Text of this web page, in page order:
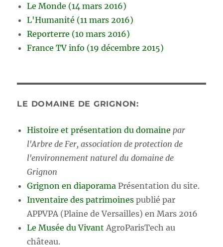
Le Monde (14 mars 2016)
L'Humanité (11 mars 2016)
Reporterre (10 mars 2016)
France TV info (19 décembre 2015)
LE DOMAINE DE GRIGNON:
Histoire et présentation du domaine par
l'Arbre de Fer, association de protection de
l'environnement naturel du domaine de
Grignon
Grignon en diaporama Présentation du site.
Inventaire des patrimoines publié par
APPVPA (Plaine de Versailles) en Mars 2016
Le Musée du Vivant AgroParisTech au
château.